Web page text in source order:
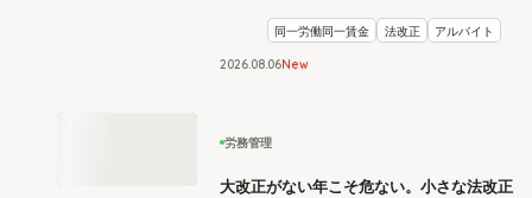
同一労働同一賃金 法改正 アルバイト
2026.08 06New
労務管理
大改正がない年こそ危ない。小さな法改正